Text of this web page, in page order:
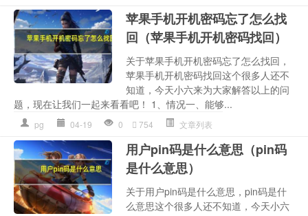
苹果手机开机密码忘了怎么找
回（苹果手机开机密码找回）
关于苹果手机开机密码忘了怎么找回，
苹果手机开机密码找回这个很多人还不
知道，今天小六来为大家解答以上的问
题，现在让我们一起来看看吧！ 1、情况一、能够...
pg 04-19 0 754 文章列表
用户pin码是什么意思（pin码
是什么意思）
关于用户pin码是什么意思，pin码是什
么意思这个很多人还不知道，今天小六